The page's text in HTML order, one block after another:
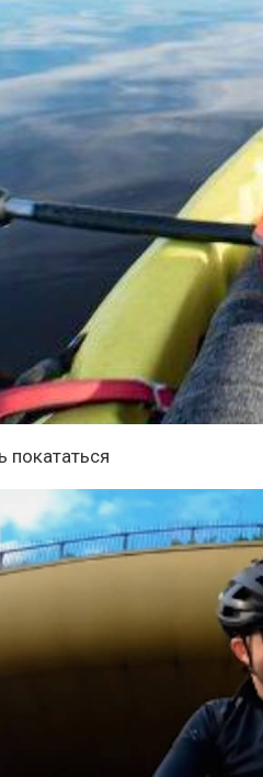
покататься